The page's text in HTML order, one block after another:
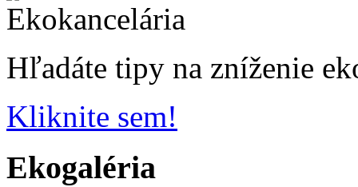
Hľadáte tipy na zníženie
Kliknite sem!
Ekogaléria